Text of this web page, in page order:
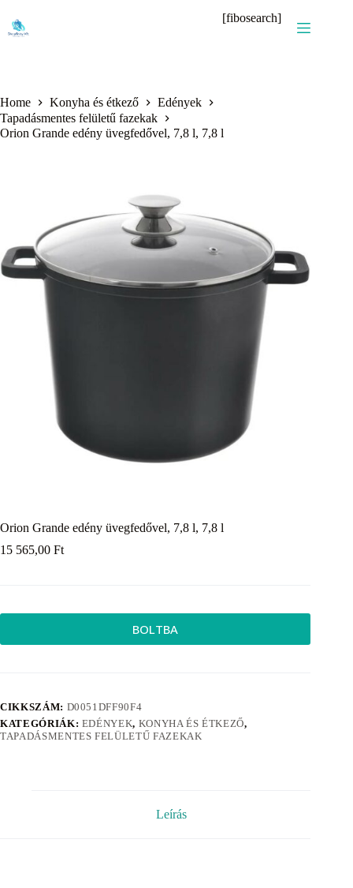
content
[fibosearch]
Home Konyha és étkező
Edények
Tapadásmentes felületű fazekak
Orion Grande edény üvegfedővel, 7,8 l, 7,8 l
Orion Grande edény üvegfedővel, 7,8 l, 7,8 l
15 565,00 Ft
BOLTBA
CIKKSZÁM: D0051DFF90F4
KATEGÓRIÁK: EDÉNYEK, KONYHA ÉS ÉTKEZŐ,
TAPADÁSMENTES FELÜLETŰ FAZEKAK
Leírás